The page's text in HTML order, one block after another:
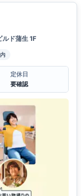
ド蒲生 1F
定休日
要確認